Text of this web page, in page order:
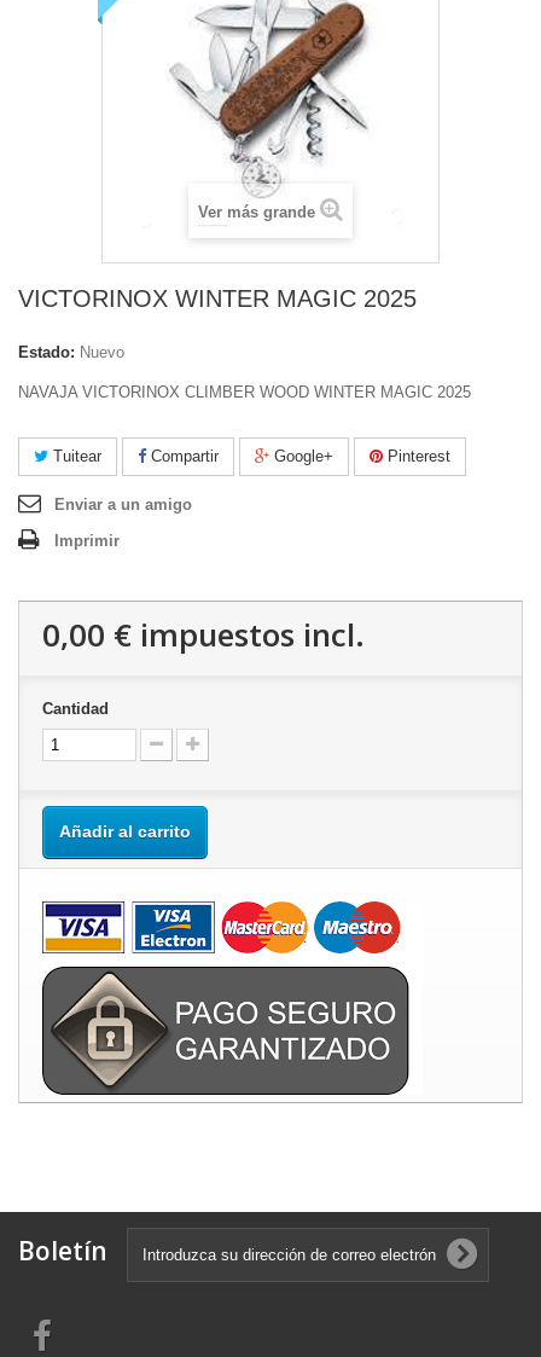
Ver más grande
VICTORINOX WINTER MAGIC 2025
Estado: Nuevo
NAVAJA VICTORINOX CLIMBER WOOD WINTER MAGIC 2025
Tuitear Compartir Google+ Pinterest
Enviar a un amigo
Imprimir
0,00 € impuestos incl.
Cantidad
Añadir al carrito
Boletín